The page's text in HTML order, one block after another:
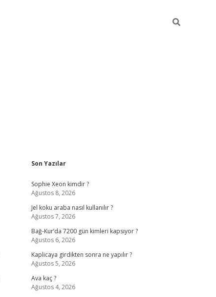
Sidebar
Son Yazılar
Sophie Xeon kimdir ?
Ağustos 8, 2026
Jel koku araba nasıl kullanılır ?
Ağustos 7, 2026
Bağ-Kur’da 7200 gün kimleri kapsıyor ?
Ağustos 6, 2026
Kaplicaya girdikten sonra ne yapılır ?
Ağustos 5, 2026
Ava kaç ?
Ağustos 4, 2026